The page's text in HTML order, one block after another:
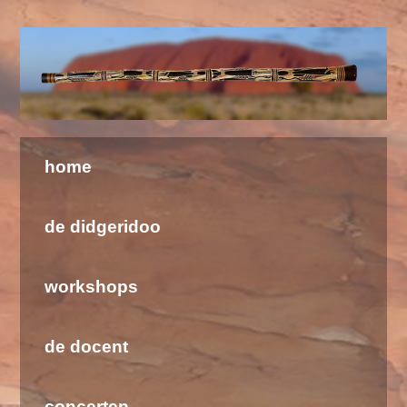
Welkom bij de Didgeridoo School & Barramundi
home
de didgeridoo
workshops
de docent